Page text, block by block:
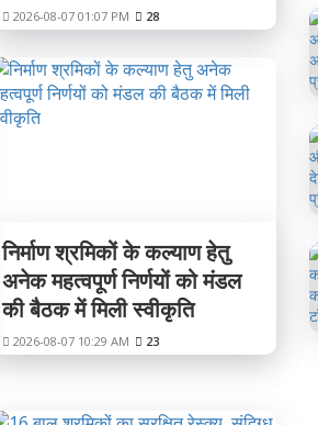
2026-08-07 01:07 PM 28
निर्माण श्रमिकों के कल्याण हेतु
अनेक महत्वपूर्ण निर्णयों को मंडल
की बैठक में मिली स्वीकृति
2026-08-07 10:29 AM 23